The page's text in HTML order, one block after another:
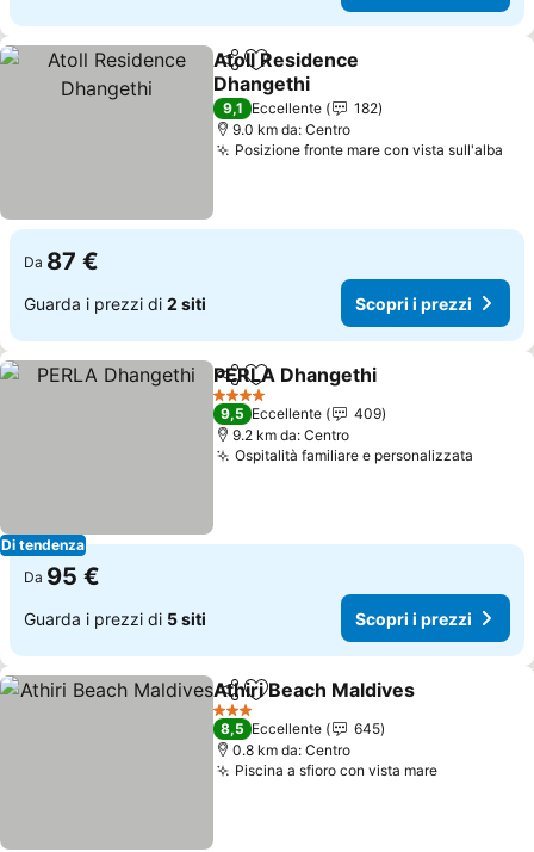
CondividiAggiungi ai preferiti
Atoll Residence
Dhangethi
9,1 Eccellente
182
9.0 km da: Centro
Posizione fronte mare con vista sull'alba
Da 87 €
Guarda i prezzi di 2 siti Scopri i prezzi
Di tendenza
CondividiAggiungi ai preferiti
PERLA Dhangethi
4 Stelle
9,5 Eccellente
409
9.2 km da: Centro
Ospitalità familiare e personalizzata
Da 95 €
Guarda i prezzi di 5 siti Scopri i prezzi
CondividiAggiungi ai preferiti
Athiri Beach Maldives
3 Stelle
8,5 Eccellente
645
0.8 km da: Centro
Piscina a sfioro con vista mare